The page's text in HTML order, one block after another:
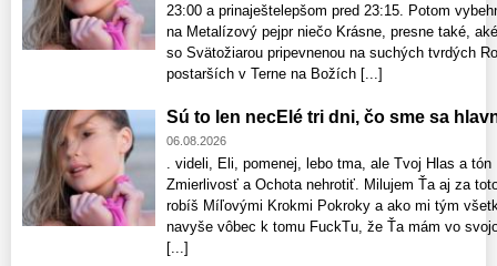
23:00 a prinaještelepšom pred 23:15. Potom
na Metalízový pejpr niečo Krásne, presne také,
so Svätožiarou pripevnenou na suchých tvrdých
postarších v Terne na Božích [...]
Sú to len necElé tri dni, čo sme sa
06.08.2026
. videli, Eli, pomenej, lebo tma, ale Tvoj Hlas a
Zmierlivosť a Ochota nehrotiť. Milujem Ťa aj za
robíš Míľovými Krokmi Pokroky a ako mi tým
navyše vôbec k tomu FuckTu, že Ťa mám vo
[...]